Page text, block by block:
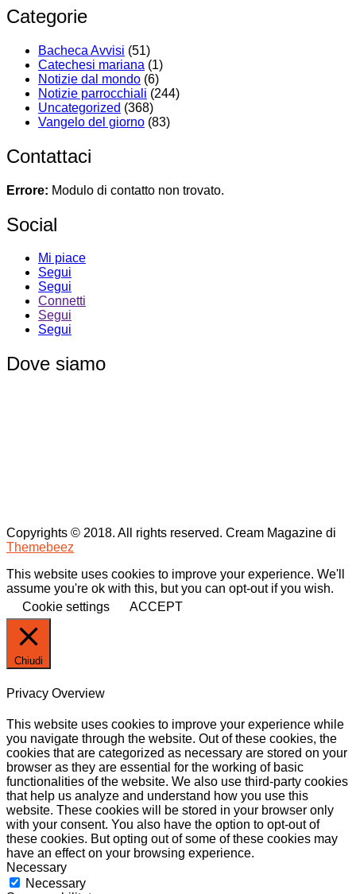
Categorie
Bacheca Avvisi (51)
Catechesi mariana (1)
Notizie dal mondo (6)
Notizie parrocchiali (244)
Uncategorized (368)
Vangelo del giorno (83)
Contattaci
Errore: Modulo di contatto non trovato.
Social
Mi piace
Segui
Segui
Connetti
Segui
Segui
Dove siamo
Copyrights © 2018. All rights reserved. Cream Magazine di
Themebeez
This website uses cookies to improve your experience. We'll
assume you're ok with this, but you can opt-out if you wish.
Cookie settings
ACCEPT
Chiudi
Privacy Overview
This website uses cookies to improve your experience while
you navigate through the website. Out of these cookies, the
cookies that are categorized as necessary are stored on your
browser as they are essential for the working of basic
functionalities of the website. We also use third-party cookies
that help us analyze and understand how you use this
website. These cookies will be stored in your browser only
with your consent. You also have the option to opt-out of
these cookies. But opting out of some of these cookies may
have an effect on your browsing experience.
Necessary
Necessary